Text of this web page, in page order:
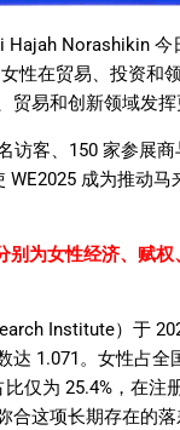
Hajah Norashikin 今
女性在贸易、投资和
易和创新领域发挥
访客、 150 家参展商
WE2025 成为推动马
别为女性经济、赋
Institute）于
达 1.071 。女性占全
比仅为 25.4% ，在注
这项长期存在的落